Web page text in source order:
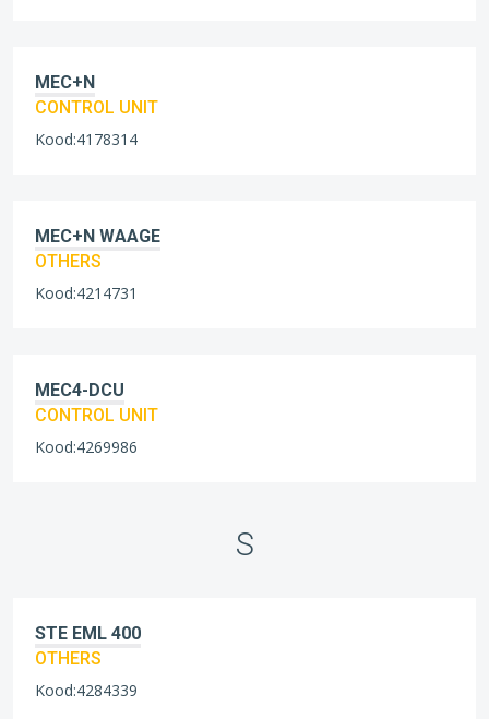
MEC+N
CONTROL UNIT
Kood:4178314
MEC+N WAAGE
OTHERS
Kood:4214731
MEC4-DCU
CONTROL UNIT
Kood:4269986
S
STE EML 400
OTHERS
Kood:4284339